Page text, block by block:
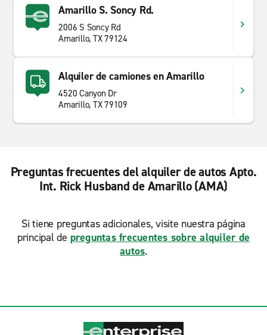
Amarillo S. Soncy Rd.
2006 S Soncy Rd
Amarillo, TX 79124
Alquiler de camiones en Amarillo
4520 Canyon Dr
Amarillo, TX 79109
Preguntas frecuentes del alquiler de autos Apto.
Int. Rick Husband de Amarillo (AMA)
Si tiene preguntas adicionales, visite nuestra página
principal de preguntas frecuentes sobre alquiler de
autos.